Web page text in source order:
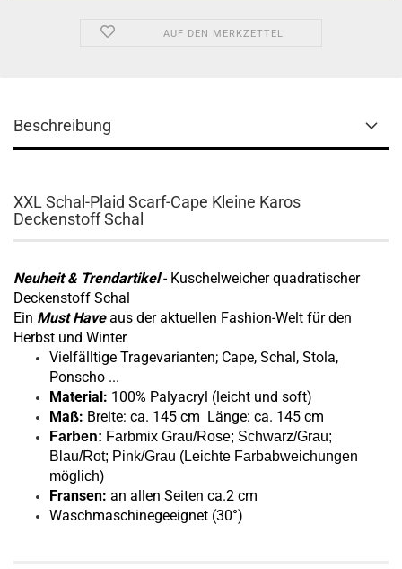
AUF DEN MERKZETTEL
Beschreibung
XXL Schal-Plaid Scarf-Cape Kleine Karos
Deckenstoff Schal
Neuheit & Trendartikel- Kuschelweicher quadratischer
Deckenstoff Schal
Ein Must Haveaus der aktuellen Fashion-Welt für den
Herbst und Winter
Vielfälltige Tragevarianten; Cape, Schal, Stola,
Ponscho ...
Material: 100% Palyacryl (leicht und soft)
Maß: Breite: ca. 145 cm Länge: ca. 145 cm
Farben: Farbmix Grau/Rose; Schwarz/Grau;
Blau/Rot; Pink/Grau (Leichte Farbabweichungen
möglich)
Fransen: an allen Seiten ca.2 cm
Waschmaschinegeeignet (30°)